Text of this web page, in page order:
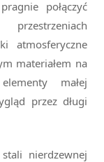
połączyć
atmosferyczne
materiałem na
małej
przez długi
nierdzewnej